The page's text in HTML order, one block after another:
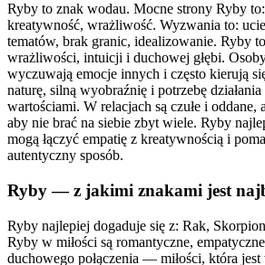
Ryby to znak wodau. Mocne strony Ryby
kreatywność, wrażliwość. Wyzwania to:
tematów, brak granic, idealizowanie. Ryby
wrażliwości, intuicji i duchowej głębi.
wyczuwają emocje innych i często kierują
naturę, silną wyobraźnię i potrzebę
wartościami. W relacjach są czułe i oddane,
aby nie brać na siebie zbyt wiele. Ryby
mogą łączyć empatię z kreatywnością i
autentyczny sposób.
Ryby — z jakimi znakami jest
Ryby najlepiej dogaduje się z: Rak,
Ryby w miłości są romantyczne,
duchowego połączenia — miłości, która jest